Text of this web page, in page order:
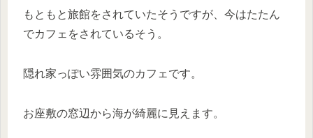
もともと旅館をされていたそうですが、今はたたん
でカフェをされているそう。
隠れ家っぽい雰囲気のカフェです。
お座敷の窓辺から海が綺麗に見えます。